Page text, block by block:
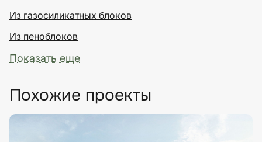
Из газосиликатных блоков
Из пеноблоков
Показать еще
Похожие проекты